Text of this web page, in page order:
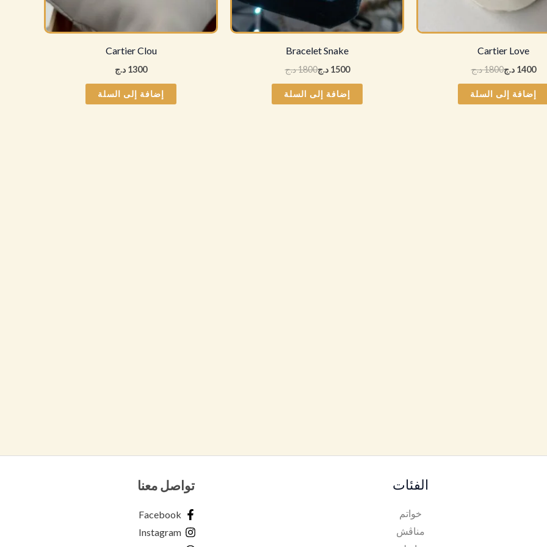
Cartier Love
1800د.ج 1400 د.ج
إضافة إلى السلة
Bracelet Snake
1800د.ج 1500 د.ج
إضافة إلى السلة
Cartier Clou
1300 د.ج
إضافة إلى السلة
الفئات
خواتم
مناڨش
تواصل معنا
Facebook
Instagram